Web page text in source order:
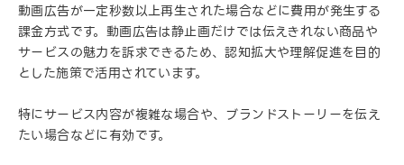
動画広告が一定秒数以上再生された場合などに費用が発生する
課金方式です。動画広告は静止画だけでは伝えきれない商品や
サービスの魅力を訴求できるため、認知拡大や理解促進を目的
とした施策で活用されています。
特にサービス内容が複雑な場合や、ブランドストーリーを伝え
たい場合などに有効です。